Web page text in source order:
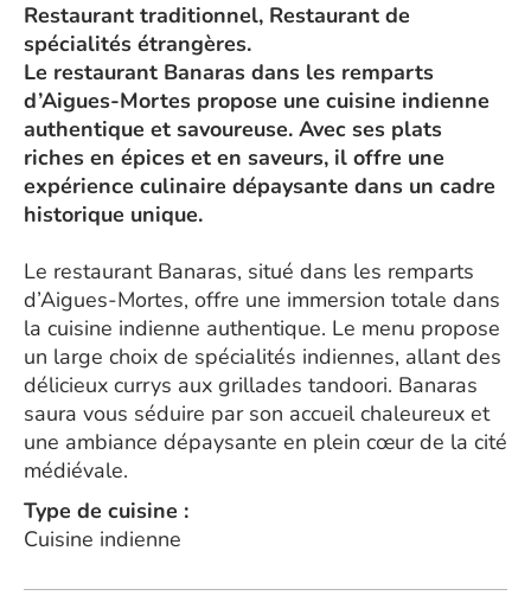
Restaurant traditionnel, Restaurant de
spécialités étrangères.
Le restaurant Banaras dans les remparts
d’Aigues-Mortes propose une cuisine indienne
authentique et savoureuse. Avec ses plats
riches en épices et en saveurs, il offre une
expérience culinaire dépaysante dans un cadre
historique unique.
Le restaurant Banaras, situé dans les remparts
d’Aigues-Mortes, offre une immersion totale dans
la cuisine indienne authentique. Le menu propose
un large choix de spécialités indiennes, allant des
délicieux currys aux grillades tandoori. Banaras
saura vous séduire par son accueil chaleureux et
une ambiance dépaysante en plein cœur de la cité
médiévale.
Type de cuisine :
Cuisine indienne